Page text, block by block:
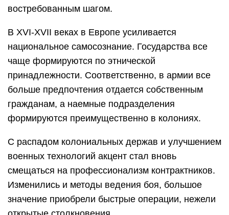
востребованным шагом.
В XVI-XVII веках в Европе усиливается
национальное самосознание. Государства все
чаще формируются по этнической
принадлежности. Соответственно, в армии все
больше предпочтения отдается собственным
гражданам, а наемные подразделения
формируются преимущественно в колониях.
С распадом колониальных держав и улучшением
военных технологий акцент стал вновь
смещаться на профессионализм контрактников.
Изменились и методы ведения боя, большое
значение приобрели быстрые операции, нежели